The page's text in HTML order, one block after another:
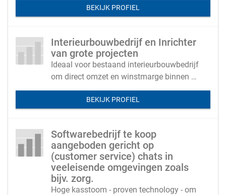
BEKIJK PROFIEL
Interieurbouwbedrijf en Inrichter
van grote projecten
Ideaal voor bestaand interieurbouwbedrijf
om direct omzet en winstmarge binnen te
halen zonder veel extra personeelskosten.
BEKIJK PROFIEL
Softwarebedrijf te koop
aangeboden gericht op
(customer service) chats in
veeleisende omgevingen zoals
bijv. zorg.
Hoge kasstoom - proven technology - om